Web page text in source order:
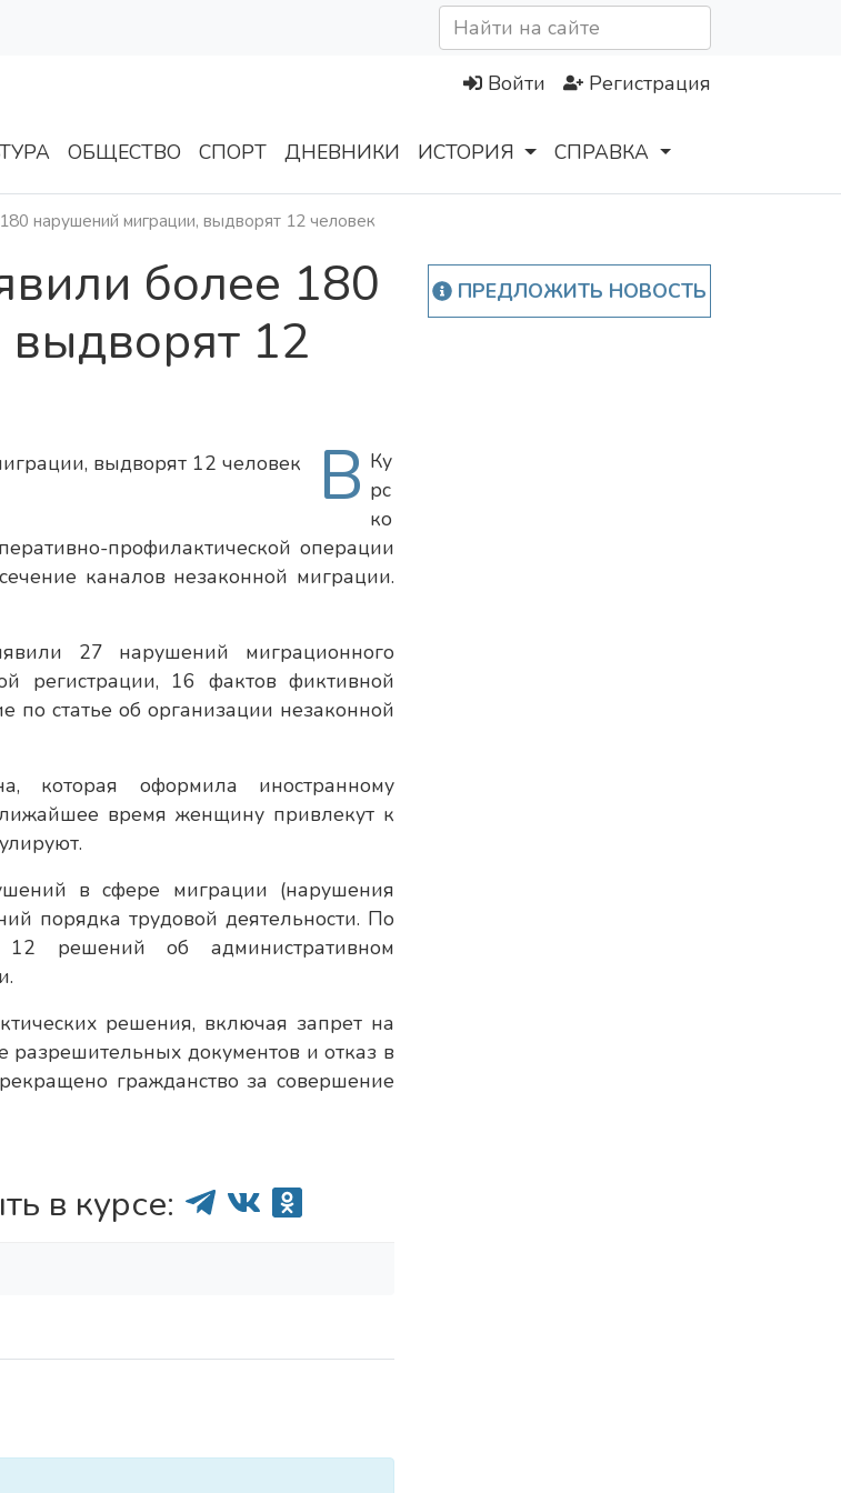
Войти Регистрация
ОБЩЕСТВО СПОРТ ДНЕВНИКИ ИСТОРИЯ СПРАВКА
нарушений миграции, выдворят 12 человек
более 180
12
В Ку
рс
ко
профилактической операции
каналов незаконной миграции.
27 нарушений миграционного
регистрации, 16 фактов фиктивной
по статье об организации незаконной
которая оформила иностранному
время женщину привлекут к
в сфере миграции (нарушения
порядка трудовой деятельности. По
12 решений об административном
решения, включая запрет на
разрешительных документов и отказ в
гражданство за совершение
в курсе:
ПРЕДЛОЖИТЬ НОВОСТЬ